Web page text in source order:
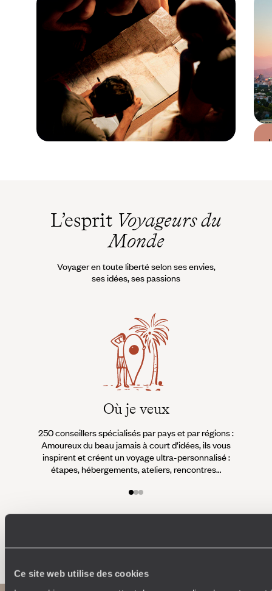
Ce site web utilise des cookies
L’esprit Voyageurs du
Monde
Voyager en toute liberté selon ses envies,
ses idées, ses passions
Où je veux
250 conseillers spécialisés par pays et par régions :
Amoureux du beau jamais à court d’idées, ils vous
inspirent et créent un voyage ultra-personnalisé :
étapes, hébergements, ateliers, rencontres…